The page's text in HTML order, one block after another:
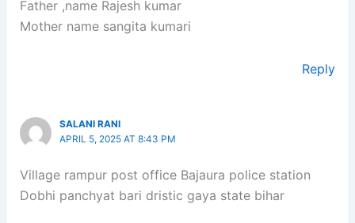
Father ,name Rajesh kumar
Mother name sangita kumari
Reply
SALANI RANI
APRIL 5, 2025 AT 8:43 PM
Village rampur post office Bajaura police station
Dobhi panchyat bari dristic gaya state bihar